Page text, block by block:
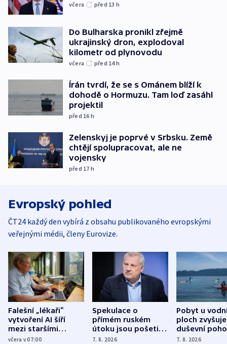
včera před 13 h
Do Bulharska pronikl zřejmě
ukrajinský dron, explodoval
kilometr od plynovodu
včera před 14h
Írán tvrdí, že se s Ománem blíží k
dohodě o Hormuzu. Tam loď zasáhl
projektil
před 16 h
Zelenskyj je poprvé v Srbsku. Země
chtějí spolupracovat, ale ne
vojensky
před 17 h
Evropský pohled
ČT24 každý den vybírá z obsahu publikovaného evropskými
veřejnými médii, členy Eurovize.
Falešní „lékaři“
vytvoření AI šíří
mezi staršími
Poláky nebezpečné
včera v 07:00
Spekulace o
přímém ruském
útoku jsou pošetilé,
míní estonský
7. 8. 2026
Pobyt u
ploch zvyšuje
duševní
ukázala
7. 8. 2026